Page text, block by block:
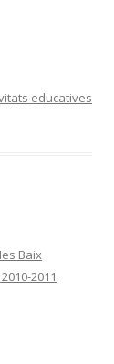
educatives
Baix
2011